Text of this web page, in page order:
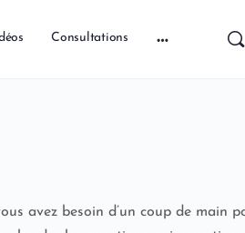
Consultations
avez besoin d’un coup de main